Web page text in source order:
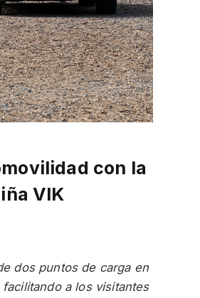
con la
VIK
dos puntos de carga en
facilitando a los visitantes